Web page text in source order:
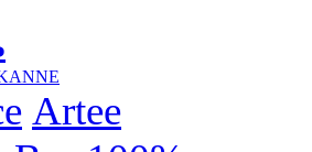
Artee